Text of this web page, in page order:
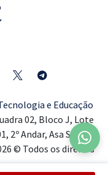
e Educação
02, Bloco J, Lote
2º Andar, Asa Sul,
© Todos os direitos